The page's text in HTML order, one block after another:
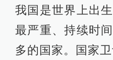
我国是世界上出
最严重、持续时
多的国家。国家